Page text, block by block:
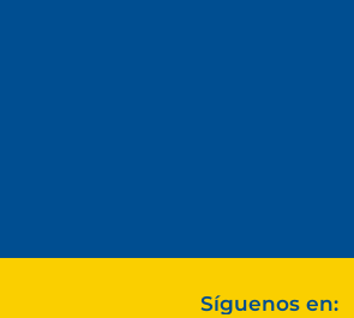
Síguenos en: